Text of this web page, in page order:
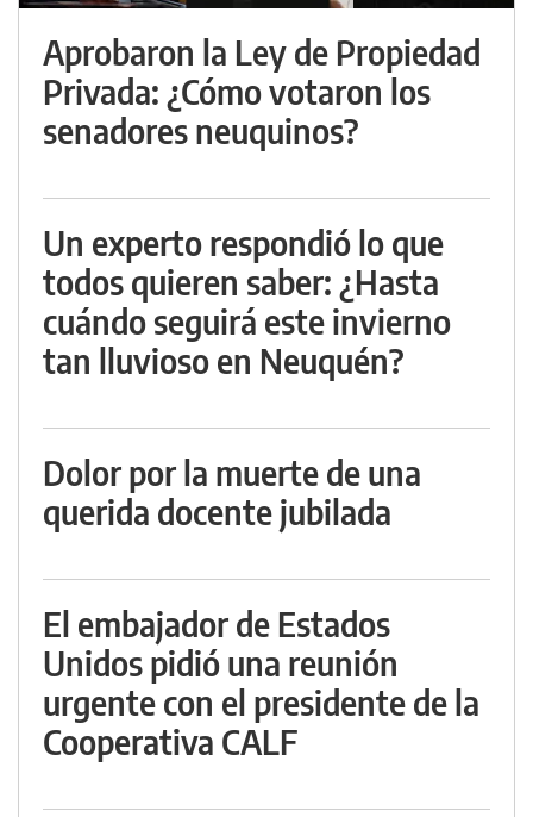
Aprobaron la Ley de Propiedad
Privada: ¿Cómo votaron los
senadores neuquinos?
Un experto respondió lo que
todos quieren saber: ¿Hasta
cuándo seguirá este invierno
tan lluvioso en Neuquén?
Dolor por la muerte de una
querida docente jubilada
El embajador de Estados
Unidos pidió una reunión
urgente con el presidente de la
Cooperativa CALF